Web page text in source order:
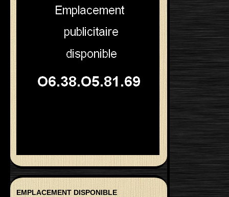
EMPLACEMENT DISPONIBLE